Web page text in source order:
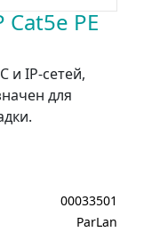
Cat5e PE
и IP-сетей,
для
00033501
ParLan